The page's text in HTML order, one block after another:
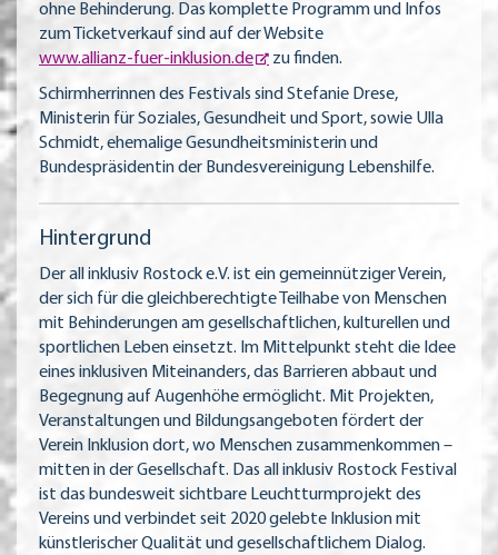
ohne Behinderung. Das komplette Programm und Infos
zum Ticketverkauf sind auf der Website
www.allianz-fuer-inklusion.de
zu finden.
Schirmherrinnen des Festivals sind Stefanie Drese,
Ministerin für Soziales, Gesundheit und Sport, sowie Ulla
Schmidt, ehemalige Gesundheitsministerin und
Bundespräsidentin der Bundesvereinigung Lebenshilfe.
Hintergrund
Der all inklusiv Rostock e.V. ist ein gemeinnütziger Verein,
der sich für die gleichberechtigte Teilhabe von Menschen
mit Behinderungen am gesellschaftlichen, kulturellen und
sportlichen Leben einsetzt. Im Mittelpunkt steht die Idee
eines inklusiven Miteinanders, das Barrieren abbaut und
Begegnung auf Augenhöhe ermöglicht. Mit Projekten,
Veranstaltungen und Bildungsangeboten fördert der
Verein Inklusion dort, wo Menschen zusammenkommen –
mitten in der Gesellschaft. Das all inklusiv Rostock Festival
ist das bundesweit sichtbare Leuchtturmprojekt des
Vereins und verbindet seit 2020 gelebte Inklusion mit
künstlerischer Qualität und gesellschaftlichem Dialog.